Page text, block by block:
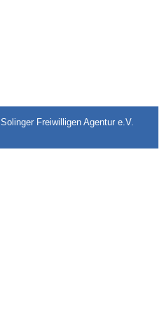
Solinger Freiwilligen Agentur e.V.